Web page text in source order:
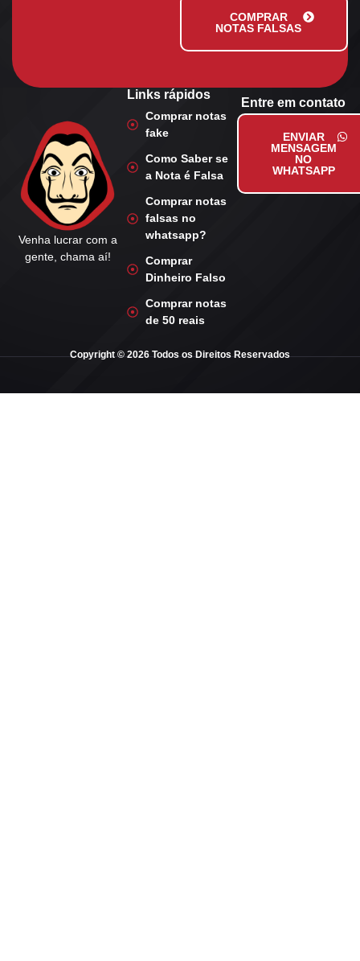
COMPRAR
NOTAS FALSAS
Venha lucrar com a
gente, chama aí!
Links rápidos
Comprar notas
fake
Como Saber se
a Nota é Falsa
Comprar notas
falsas no
whatsapp?
Comprar
Dinheiro Falso
Comprar notas
de 50 reais
Entre em contato
ENVIAR
MENSAGEM
NO
WHATSAPP
Copyright © 2026 Todos os Direitos Reservados